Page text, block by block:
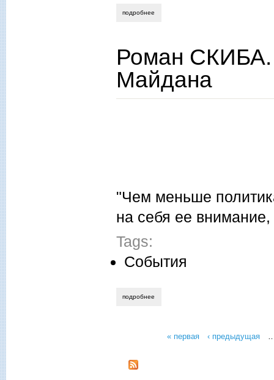
подробнее
Роман СКИБА.
Майдана
"Чeм меньше
на себя ее
Tags:
События
подробнее
« первая ‹ предыдущая